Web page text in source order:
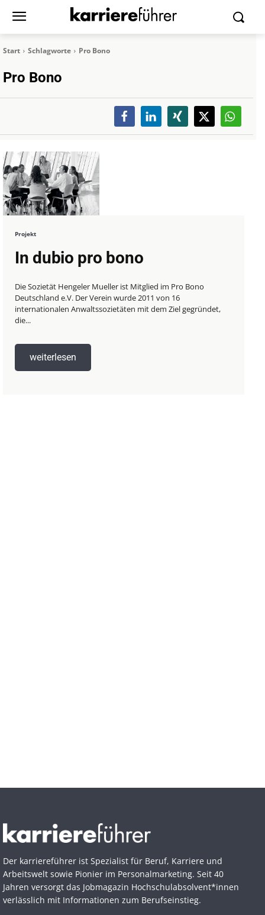
Start Schlagworte Pro Bono
Pro Bono
Projekt
In dubio pro bono
Die Sozietät Hengeler Mueller ist Mitglied im Pro Bono
Deutschland e.V. Der Verein wurde 2011 von 16
internationalen Anwaltssozietäten mit dem Ziel gegründet,
die...
weiterlesen
Der karriereführer ist Spezialist für Beruf, Karriere und
Arbeitswelt sowie Pionier im Personal­marketing. Seit 40
Jahren versorgt das Jobmagazin Hochschul­absolvent*innen
verlässlich mit Informationen zum Berufseinstieg.